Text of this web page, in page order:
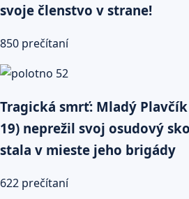
svoje členstvo v strane!
850 prečítaní
Tragická smrť: Mladý Plavčík
19) neprežil svoj osudový
stala v mieste jeho brigády
622 prečítaní